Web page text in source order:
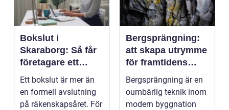
Bokslut i
Skaraborg: Så får
företagare ett
tryggt avslut på
året
Ett bokslut är mer än
en formell avslutning
på räkenskapsåret. För
Bergsprängning:
att skapa utrymme
för framtidens
infrastruktur
Bergsprängning är en
oumbärlig teknik inom
modern byggnation